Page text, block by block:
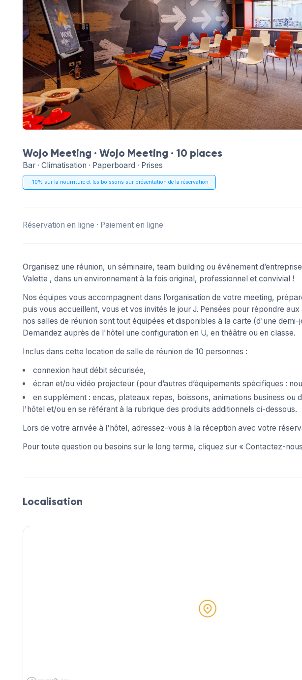
Wojo Meeting · Wojo Meeting· 10 places
Bar · Climatisation · Paperboard · Prises
-10% sur la nourriture et les boissons sur présentation de la réservation
Réservation en ligne · Paiement en ligne
Organisez une réunion, un séminaire, team building ou événement
Valette , dans un environnement à la fois original, professionnel et convivial !
Nos équipes vous accompagnent dans l’organisation de votre meeting,
puis vous accueillent, vous et vos invités le jour J. Pensées pour répondre
nos salles de réunion sont tout équipées et disponibles à la carte (d'une demi-
Demandez auprès de l'hôtel une configuration en U, en théâtre ou en classe.
Inclus dans cette location de salle de réunion de 10 personnes :
connexion haut débit sécurisée,
écran et/ou vidéo projecteur (pour d’autres d’équipements spécifiques :
en supplément : encas, plateaux repas, boissons, animations business ou
l'hôtel et/ou en se référant à la rubrique des produits additionnels ci-dessous.
Lors de votre arrivée à l'hôtel, adressez-vous à la réception avec votre
Pour toute question ou besoins sur le long terme, cliquez sur « Contactez-
Localisation